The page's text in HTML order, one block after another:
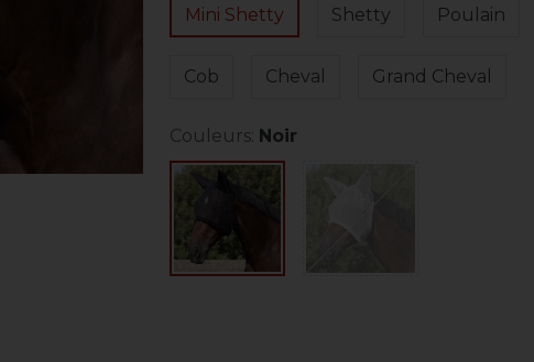
Mini Shetty Shetty Poulain
Cob Cheval Grand Cheval
Couleurs: Noir